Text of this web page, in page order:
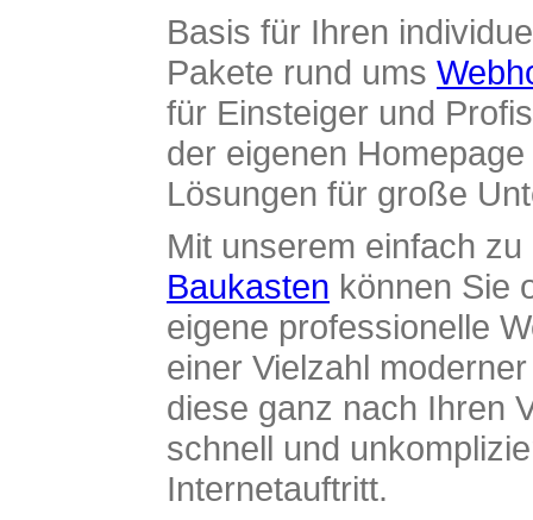
Basis für Ihren
Pakete rund ums
für Einsteiger und
der eigenen
Lösungen für große
Mit unserem einfach
Baukasten können Sie
eigene professionelle
einer Vielzahl
diese ganz nach Ihren
schnell und
Internetauftritt.